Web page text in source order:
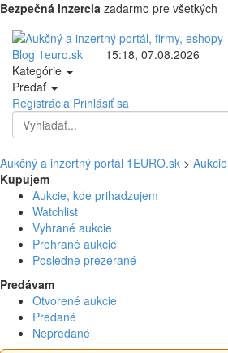
Bezpečná inzercia zadarmo pre všetkých
Blog 1euro.sk 15:18, 07.08.2026
Kategórie
Predať
Registrácia Prihlásiť sa
Aukčný a inzertný portál 1EURO.sk > Aukcie
Kupujem
Aukcie, kde prihadzujem
Watchlist
Vyhrané aukcie
Prehrané aukcie
Posledne prezerané
Predávam
Otvorené aukcie
Predané
Nepredané